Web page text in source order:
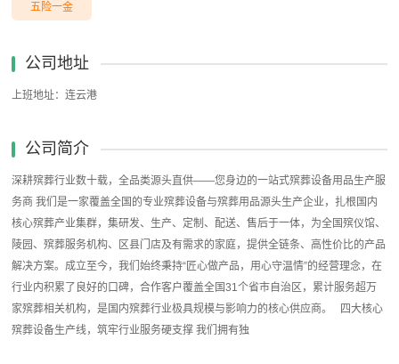
五险一金
公司地址
上班地址：连云港
公司简介
深耕殡葬行业数十载，全品类源头直供——您身边的一站式殡葬设备用品生产服
务商 我们是一家覆盖全国的专业殡葬设备与殡葬用品源头生产企业，扎根国内
核心殡葬产业集群，集研发、生产、定制、配送、售后于一体，为全国殡仪馆、
陵园、殡葬服务机构、区县门店及有需求的家庭，提供全链条、高性价比的产品
解决方案。成立至今，我们始终秉持“匠心做产品，用心守温情”的经营理念，在
行业内积累了良好的口碑，合作客户覆盖全国31个省市自治区，累计服务超万
家殡葬相关机构，是国内殡葬行业极具规模与影响力的核心供应商。 四大核心
殡葬设备生产线，筑牢行业服务硬支撑 我们拥有独